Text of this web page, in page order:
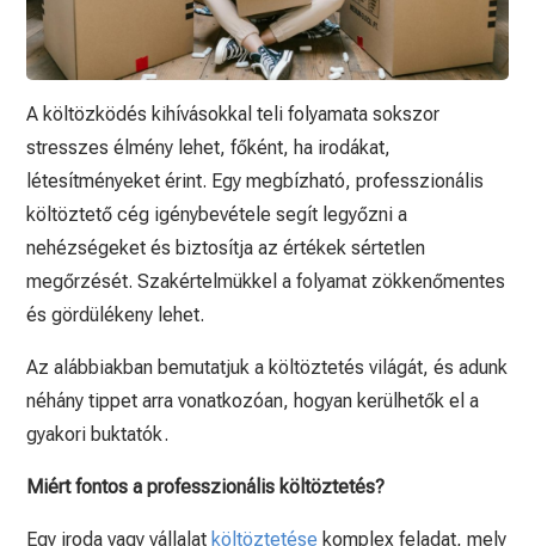
A költözködés kihívásokkal teli folyamata sokszor
stresszes élmény lehet, főként, ha irodákat,
létesítményeket érint. Egy megbízható, professzionális
költöztető cég igénybevétele segít legyőzni a
nehézségeket és biztosítja az értékek sértetlen
megőrzését. Szakértelmükkel a folyamat zökkenőmentes
és gördülékeny lehet.
Az alábbiakban bemutatjuk a költöztetés világát, és adunk
néhány tippet arra vonatkozóan, hogyan kerülhetők el a
gyakori buktatók.
Miért fontos a professzionális költöztetés?
Egy iroda vagy vállalat költöztetése komplex feladat, mely